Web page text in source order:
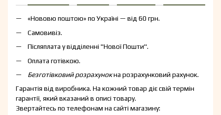
«Нововю поштою» по Україні — від 60 грн.
Самовивіз.
Післяплата у відділенні "Нової Пошти".
Оплата готівкою.
Безготівковий розрахунокна розрахунковий рахунок.
Гарантія від виробника. На кожний товар діє свій термін
гарантії, який вказаний в описі товару.
Звертайтесь по телефонам на сайті магазину: